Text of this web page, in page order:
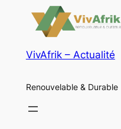
VivAfrik – Actualité
Renouvelable & Durable